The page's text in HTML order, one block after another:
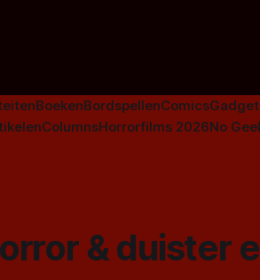
BoekenBordspellenComicsGadget
ColumnsHorrorfilms 2026No
& duister